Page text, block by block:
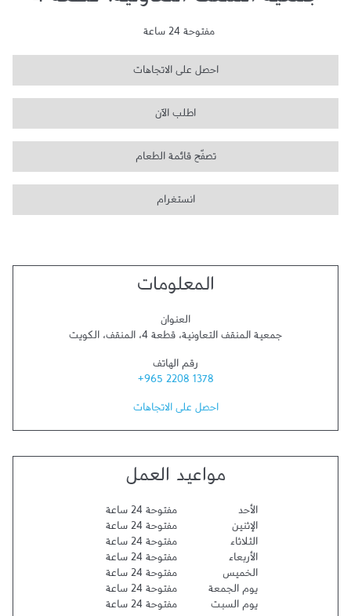
مفتوحة 24 ساعة
احصل على الاتجاهات
اطلب الآن
تصفّح قائمة الطعام
انستغرام
المعلومات
العنوان
جمعية المنقف التعاونية، قطعة 4
، المنقف، الكويت
رقم الهاتف
+965 2208 1378
احصل على الاتجاهات
مواعيد العمل
الأحد
مفتوحة 24 ساعة
الإثنين
مفتوحة 24 ساعة
الثلاثاء
مفتوحة 24 ساعة
الأربعاء
مفتوحة 24 ساعة
الخميس
مفتوحة 24 ساعة
يوم الجمعة
مفتوحة 24 ساعة
يوم السبت
مفتوحة 24 ساعة